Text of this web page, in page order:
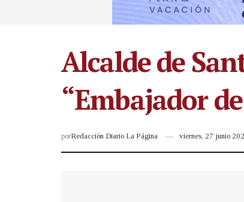
Alcalde de
“Embajador
porRedacción Diario La Página viernes, 27 junio